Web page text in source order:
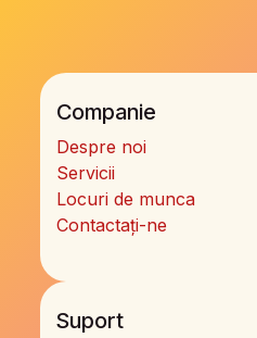
Companie
Despre noi
Servicii
Locuri de munca
Contactați-ne
Suport